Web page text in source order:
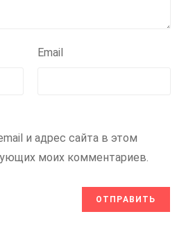
Email
и адрес сайта в этом
моих комментариев.